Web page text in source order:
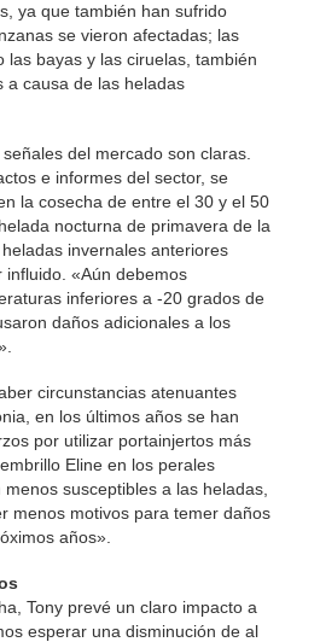
ya que también han sufrido
se vieron afectadas; las
las bayas y las ciruelas, también
a causa de las heladas
del mercado son claras.
e informes del sector, se
la cosecha de entre el 30 y el 50
nocturna de primavera de la
invernales anteriores
«Aún debemos
inferiores a -20 grados de
daños adicionales a los
circunstancias atenuantes
en los últimos años se han
por utilizar portainjertos más
Eline en los perales
susceptibles a las heladas,
menos motivos para temer daños
años».
Tony prevé un claro impacto a
esperar una disminución de al